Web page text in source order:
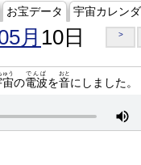
お宝データ 宇宙カレン
月 10日 >
宙
ゅう
の電波
でんぱ
を音
おと
にしました。